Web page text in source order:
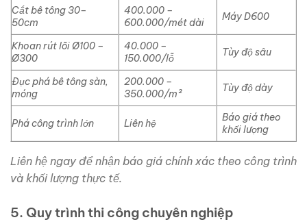
Cắt bê tông 30–
50cm
400.000 –
600.000/mét dài
Máy D600
Khoan rút lõi Ø100 –
Ø300
40.000 –
150.000/lỗ
Tùy độ sâu
Đục phá bê tông sàn,
móng
200.000 –
350.000/m²
Tùy độ dày
Phá công trình lớn Liên hệ
Báo giá theo
khối lượng
Liên hệ ngay để nhận báo giá chính xác theo công trình
và khối lượng thực tế.
5. Quy trình thi công chuyên nghiệp